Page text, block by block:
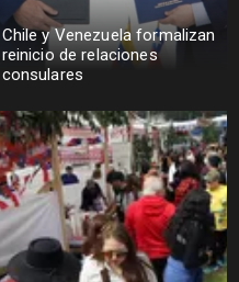
Chile y Venezuela formalizan
reinicio de relaciones
consulares